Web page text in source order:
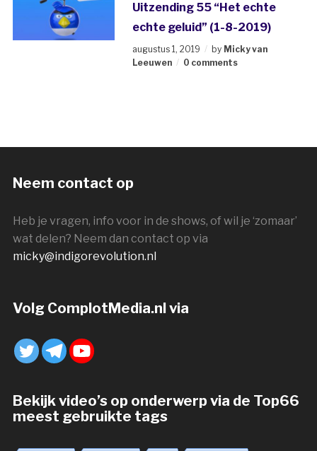
Uitzending 55 “Het echte
echte geluid” (1-8-2019)
augustus 1, 2019 by Micky van
Leeuwen
0 comments
Neem contact op
Heb je vragen, info voor in de shows, of wil je ‘zomaar’
wat delen? Neem dan contact op via
micky@indigorevolution.nl
Volg ComplotMedia.nl via
Bekijk video’s op onderwerp via de Top66
meest gebruikte tags